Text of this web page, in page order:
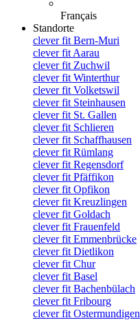
Français
Standorte
clever fit Bern-Muri
clever fit Aarau
clever fit Zuchwil
clever fit Winterthur
clever fit Volketswil
clever fit Steinhausen
clever fit St. Gallen
clever fit Schlieren
clever fit Schaffhausen
clever fit Rümlang
clever fit Regensdorf
clever fit Pfäffikon
clever fit Opfikon
clever fit Kreuzlingen
clever fit Goldach
clever fit Frauenfeld
clever fit Emmenbrücke
clever fit Dietlikon
clever fit Chur
clever fit Basel
clever fit Bachenbülach
clever fit Fribourg
clever fit Ostermundigen